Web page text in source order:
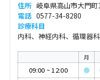
住所 岐阜県高山市大門町
電話 0577-34-8280
診療科目
内科、神経内科、循環器
月
09:00 ~12:00 ●